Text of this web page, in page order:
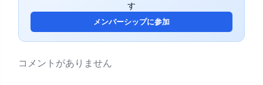
す
メンバーシップに参加
コメントがありません